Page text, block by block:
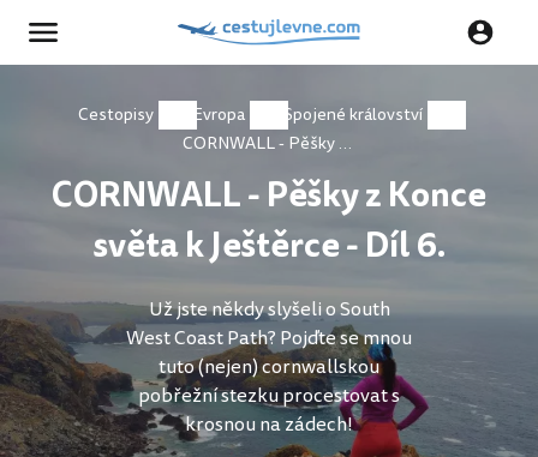
Cestopisy Evropa
Spojené království
CORNWALL - Pěšky z Konce světa k Ještěrce - Díl 6.
CORNWALL - Pěšky z Konce
světa k Ještěrce - Díl 6.
Už jste někdy slyšeli o South
West Coast Path? Pojďte se mnou
tuto (nejen) cornwallskou
pobřežní stezku procestovat s
krosnou na zádech!